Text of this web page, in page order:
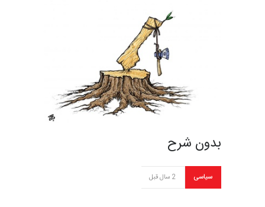
بدون شرح
سیاسی 2 سال قبل